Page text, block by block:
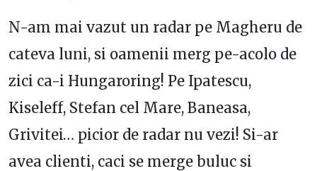
N-am mai vazut un radar pe Magheru de
cateva luni, si oamenii merg pe-acolo de
zici ca-i Hungaroring! Pe Ipatescu,
Kiseleff, Stefan cel Mare, Baneasa,
Grivitei… picior de radar nu vezi! Si-ar
avea clienti, caci se merge buluc si